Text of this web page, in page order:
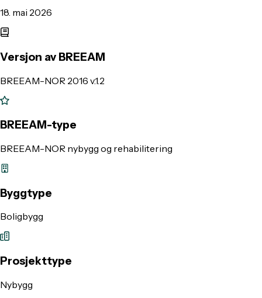
18. mai 2026
Versjon av BREEAM
BREEAM-NOR 2016 v.1.2
BREEAM-type
BREEAM-NOR nybygg og rehabilitering
Byggtype
Boligbygg
Prosjekttype
Nybygg